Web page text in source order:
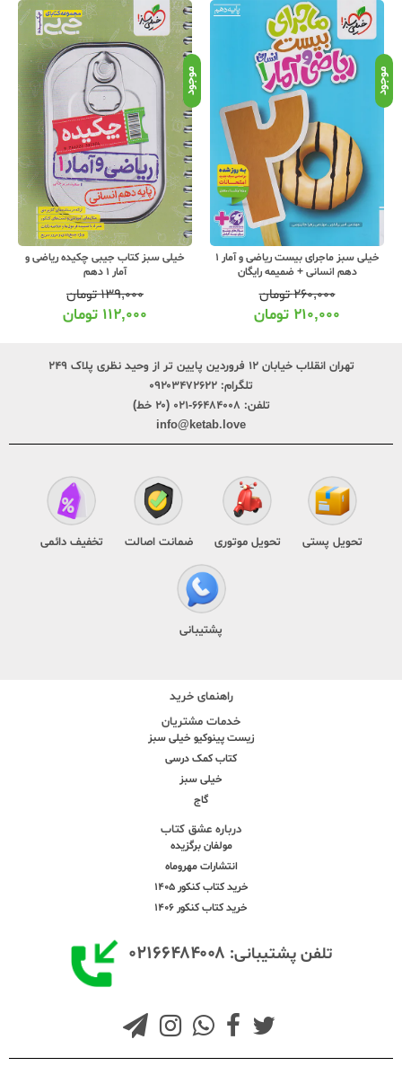
موجود
خیلی سبز ماجرای بیست ریاضی و آمار 1
دهم انسانی + ضمیمه رایگان
۲۶۰,۰۰۰تومان
۲۱۰,۰۰۰ تومان
موجود
خیلی سبز کتاب جیبی چکیده ریاضی و
آمار 1 دهم
۱۳۹,۰۰۰تومان
۱۱۲,۰۰۰ تومان
تهران انقلاب خیابان ۱۲ فروردین پایین تر از وحید نظری پلاک ۲۴۹
تلگرام: ۰۹۲۰۳۴۷۲۶۲۲
تلفن: ۶۶۴۸۴۰۰۸-۰۲۱ (۲۰ خط)
info@ketab.love
تحویل پستی تحویل موتوری ضمانت اصالت تخفیف دائمی
پشتیبانی
راهنمای خرید
خدمات مشتریان
زیست پینوکیو خیلی سبز
کتاب کمک درسی
خیلی سبز
گاج
درباره عشق کتاب
مولفان برگزیده
انتشارات مهروماه
خرید کتاب کنکور 1405
خرید کتاب کنکور 1406
تلفن پشتیبانی: ۰۲۱۶۶۴۸۴۰۰۸